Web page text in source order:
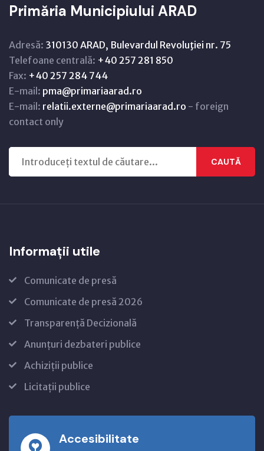
Primăria Municipiului ARAD
Adresă: 310130 ARAD, Bulevardul Revoluţiei nr. 75
Telefoane centrală: +40 257 281 850
Fax: +40 257 284 744
E-mail: pma@primariaarad.ro
E-mail: relatii.externe@primariaarad.ro - foreign
contact only
CAUTĂ
Informații utile
Comunicate de presă
Comunicate de presă 2026
Transparență Decizională
Anunțuri dezbateri publice
Achiziții publice
Licitații publice
Accesibilitate